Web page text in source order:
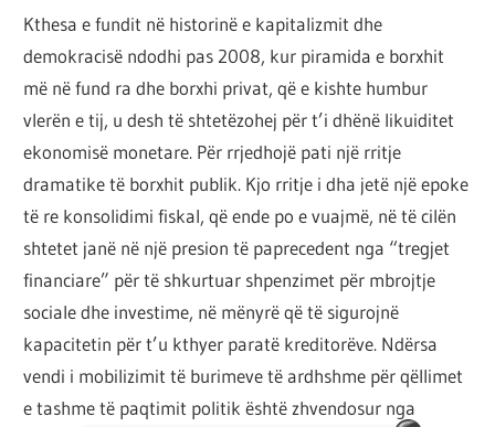
Kthesa e fundit në historinë e kapitalizmit dhe
demokracisë ndodhi pas 2008, kur piramida e borxhit
më në fund ra dhe borxhi privat, që e kishte humbur
vlerën e tij, u desh të shtetëzohej për t’i dhënë likuiditet
ekonomisë monetare. Për rrjedhojë pati një rritje
dramatike të borxhit publik. Kjo rritje i dha jetë një epoke
të re konsolidimi fiskal, që ende po e vuajmë, në të cilën
shtetet janë në një presion të paprecedent nga “tregjet
financiare” për të shkurtuar shpenzimet për mbrojtje
sociale dhe investime, në mënyrë që të sigurojnë
kapacitetin për t’u kthyer paratë kreditorëve. Ndërsa
vendi i mobilizimit të burimeve të ardhshme për qëllimet
e tashme të paqtimit politik është zhvendosur nga